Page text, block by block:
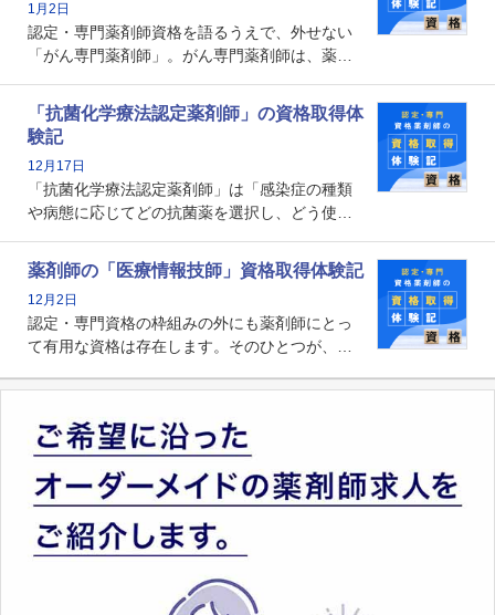
す。
1月2日
認定・専門薬剤師資格を語るうえで、外せない
「がん専門薬剤師」。がん専門薬剤師は、薬剤
関する資格として、2009年に発足しました。薬
剤師の専門性を活かして高度化するがん医療に
貢献する姿は、今も病院薬剤師にとって一目置
かれる存在です。
「抗菌化学療法認定薬剤師」の資格取得体
験記
12月17日
「抗菌化学療法認定薬剤師」は「感染症の種類
や病態に応じてどの抗菌薬を選択し、どう使っ
る薬剤師です。現在、感染防止対策加算の施設
基準に専任の薬剤師配置が挙げられており、今
後は感染症領域で薬剤師に、より多くの役割が
求められる可能性もあります。
薬剤師の「医療情報技師」資格取得体験記
12月2日
認定・専門資格の枠組みの外にも薬剤師にとっ
て有用な資格は存在します。そのひとつが、
査データ、投薬歴など非常に多岐にわたる医療
とは、病院薬剤師を中心に大きな武器になりま
す。